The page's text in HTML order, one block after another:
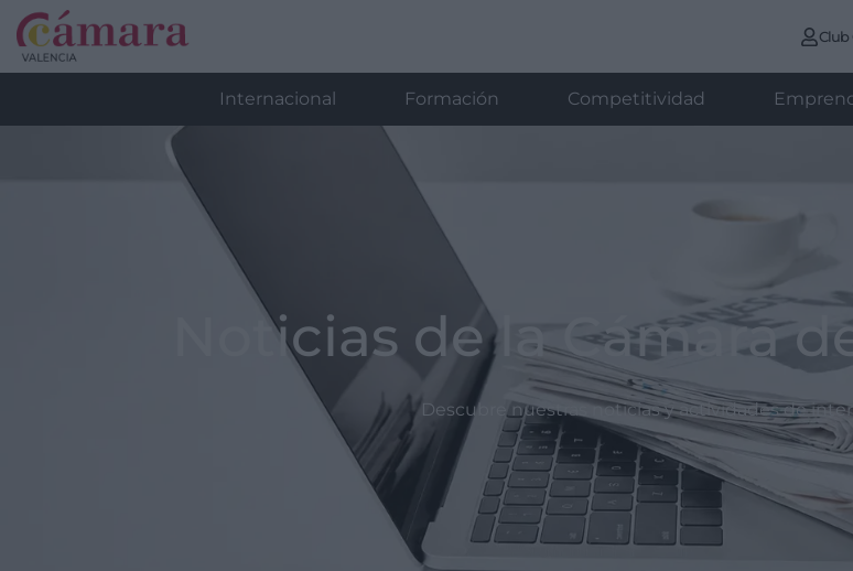
Club
Internacional Formación Competitividad
Noticias de la Cámara
Descubre nuestras noticias y actividades de